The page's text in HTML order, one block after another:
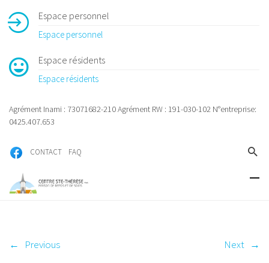
Espace personnel
Espace personnel
Espace résidents
Espace résidents
Agrément Inami : 73071682-210 Agrément RW : 191-030-102 N°entreprise:
0425.407.653
CONTACT FAQ
← Previous Next →